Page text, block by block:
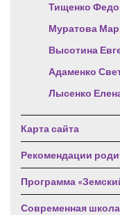
Тищенко
Муратова
Высотина
Адаменко
Лысенко
Карта сайта
Рекомендации
Программа
Современная школа